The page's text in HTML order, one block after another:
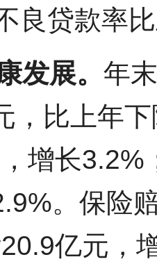
良贷款率
发展。 年
，比上年
增长
。保险
亿元，